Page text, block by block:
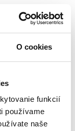
O cookies
funkcií
používame
naše